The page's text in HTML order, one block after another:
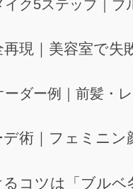
ク5ステップ｜ブ
現｜美容室で失
ダー例｜前髪・
術｜フェミニン
コツは「ブルベ